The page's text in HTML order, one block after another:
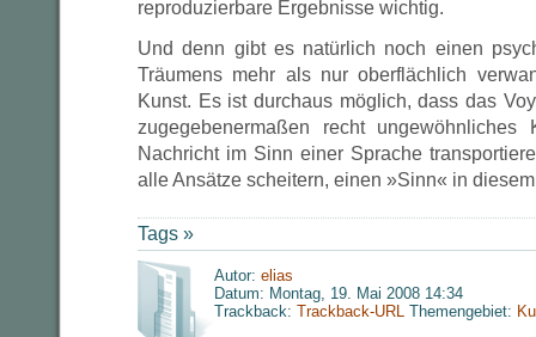
reproduzierbare Ergebnisse wichtig.
Und denn gibt es natürlich noch einen
Träumens mehr als nur oberflächlich
Kunst. Es ist durchaus möglich, dass das
zugegebenermaßen recht
Nachricht im Sinn einer Sprache
alle Ansätze scheitern, einen »Sinn« in
Tags »
Autor: elias
Datum: Montag, 19. Mai 2008 14:34
Trackback: Trackback-URL Themengebiet: